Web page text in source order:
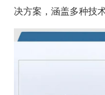
决方案，涵盖多种技